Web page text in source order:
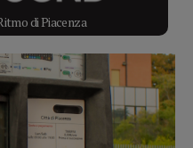
di Piacenza